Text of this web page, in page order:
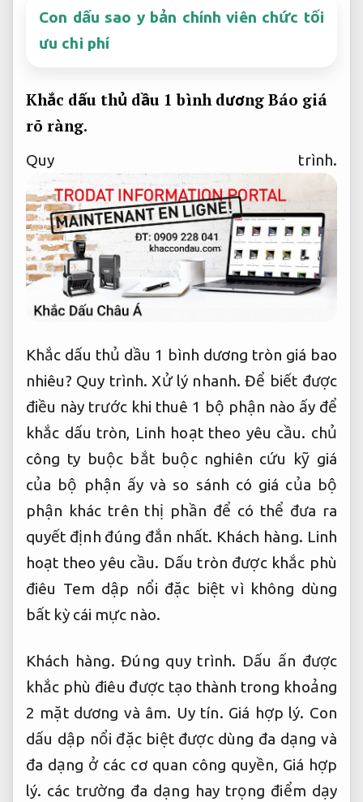
Con dấu sao y bản chính viên chức tối
ưu chi phí
Khắc dấu thủ dầu 1 bình dương Báo giá
rõ ràng.
Quy trình.
Khắc dấu thủ dầu 1 bình dương tròn giá bao
nhiêu? Quy trình. Xử lý nhanh. Để biết được
điều này trước khi thuê 1 bộ phận nào ấy để
khắc dấu tròn, Linh hoạt theo yêu cầu. chủ
công ty buộc bắt buộc nghiên cứu kỹ giá
của bộ phận ấy và so sánh có giá của bộ
phận khác trên thị phần để có thể đưa ra
quyết định đúng đắn nhất. Khách hàng. Linh
hoạt theo yêu cầu. Dấu tròn được khắc phù
điêu Tem dập nổi đặc biệt vì không dùng
bất kỳ cái mực nào.
Khách hàng. Đúng quy trình. Dấu ấn được
khắc phù điêu được tạo thành trong khoảng
2 mặt dương và âm. Uy tín. Giá hợp lý. Con
dấu dập nổi đặc biệt được dùng đa dạng và
đa dạng ở các cơ quan công quyền, Giá hợp
lý. các trường đa dạng hay trọng điểm dạy